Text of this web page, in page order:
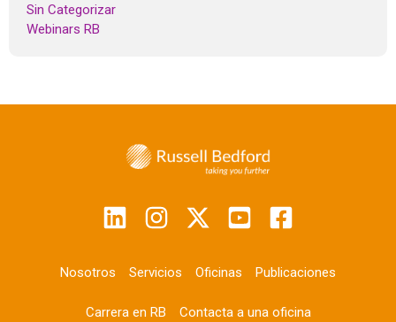
Sin Categorizar
Webinars RB
Nosotros Servicios Oficinas Publicaciones
Carrera en RB Contacta a una oficina